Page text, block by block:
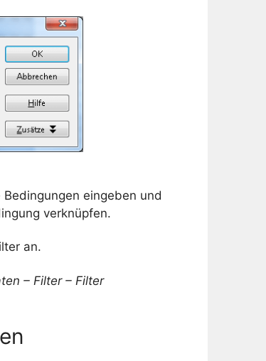
eingeben und
verknüpfen.
an.
– Filter – Filter